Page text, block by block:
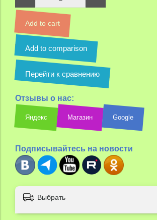
Add to cart
Add to comparison
Перейти к сравнению
Отзывы о нас:
Яндекс Магазин Google
Подписывайтесь на новости
Выбрать